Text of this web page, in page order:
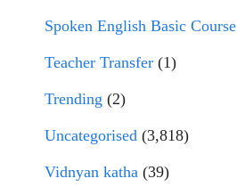
Spoken English Basic Course
Teacher Transfer (1)
Trending (2)
Uncategorised (3,818)
Vidnyan katha (39)